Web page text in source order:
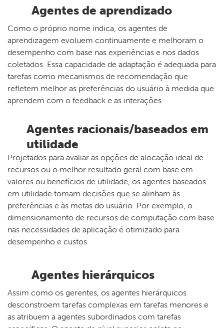
Agentes de aprendizado
Como o próprio nome indica, os agentes de
aprendizagem evoluem continuamente e melhoram o
desempenho com base nas experiências e nos dados
coletados. Essa capacidade de adaptação é adequada para
tarefas como mecanismos de recomendação que
refletem melhor as preferências do usuário à medida que
aprendem com o feedback e as interações.
Agentes racionais/baseados em
utilidade
Projetados para avaliar as opções de alocação ideal de
recursos ou o melhor resultado geral com base em
valores ou benefícios de utilidade, os agentes baseados
em utilidade tomam decisões que se alinham às
preferências e às metas do usuário. Por exemplo, o
dimensionamento de recursos de computação com base
nas necessidades de aplicação é otimizado para
desempenho e custos.
Agentes hierárquicos
Assim como os gerentes, os agentes hierárquicos
desconstroem tarefas complexas em tarefas menores e
as atribuem a agentes subordinados com tarefas